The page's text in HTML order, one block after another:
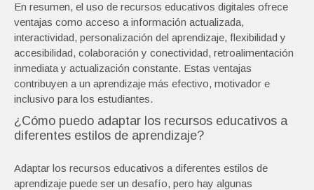
En resumen, el uso de recursos educativos digitales ofrece
ventajas como acceso a información actualizada,
interactividad, personalización del aprendizaje, flexibilidad y
accesibilidad, colaboración y conectividad, retroalimentación
inmediata y actualización constante. Estas ventajas
contribuyen a un aprendizaje más efectivo, motivador e
inclusivo para los estudiantes.
¿Cómo puedo adaptar los recursos educativos a
diferentes estilos de aprendizaje?
Adaptar los recursos educativos a diferentes estilos de
aprendizaje puede ser un desafío, pero hay algunas